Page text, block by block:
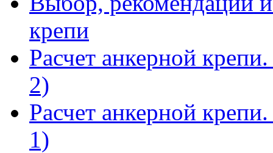
крепи
Расчет анкерной
2)
Расчет анкерной
1)